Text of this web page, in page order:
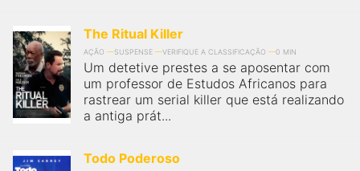
The Ritual Killer
AÇÃO SUSPENSE VERIFIQUE A CLASSIFICAÇÃO 0 MIN
Um detetive prestes a se aposentar com
um professor de Estudos Africanos para
rastrear um serial killer que está realizando
a antiga prát...
Todo Poderoso